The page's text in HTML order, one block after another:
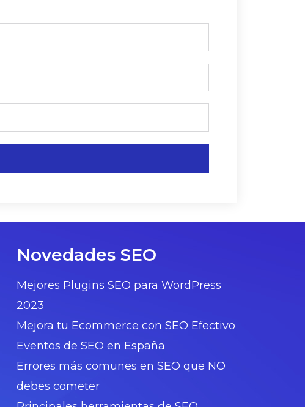
Novedades SEO
Mejores Plugins SEO para WordPress
2023
Mejora tu Ecommerce con SEO Efectivo
Eventos de SEO en España
Errores más comunes en SEO que NO
debes cometer